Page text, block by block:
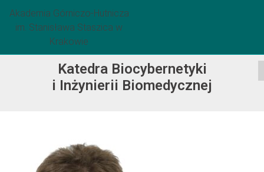
Akademia Górniczo-Hutnicza
im. Stanisława Staszica w
Krakowie
Katedra Biocybernetyki
i Inżynierii Biomedycznej